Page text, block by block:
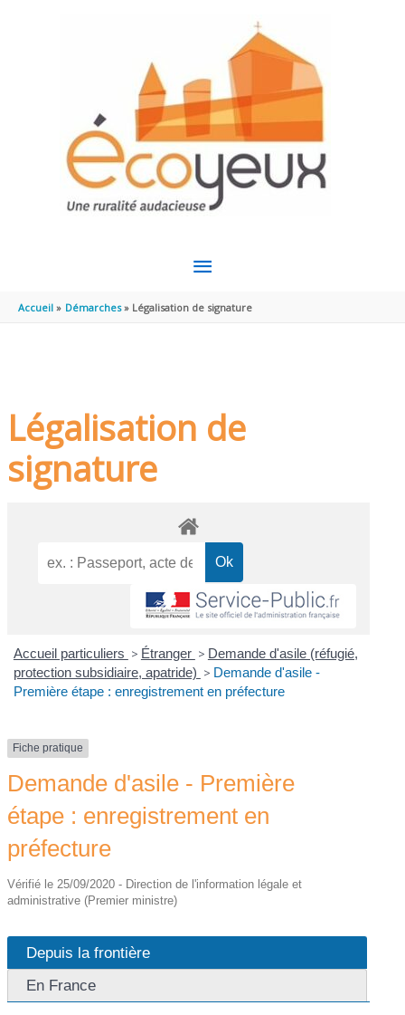
MENU
PRINCIPAL
Accueil Démarches Légalisation de signature
Légalisation de
signature
Accueil particuliers > Étranger > Demande d'asile (réfugié,
protection subsidiaire, apatride) > Demande d'asile -
Première étape : enregistrement en préfecture
Fiche pratique
Demande d'asile - Première
étape : enregistrement en
préfecture
Vérifié le 25/09/2020 - Direction de l'information légale et
administrative (Premier ministre)
Depuis la frontière
En France